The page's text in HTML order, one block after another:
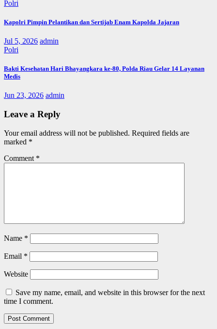
Polri
Kapolri Pimpin Pelantikan dan Sertijab Enam Kapolda Jajaran
Jul 5, 2026 admin
Polri
Bakti Kesehatan Hari Bhayangkara ke-80, Polda Riau Gelar 14 Layanan
Medis
Jun 23, 2026 admin
Leave a Reply
Your email address will not be published. Required fields are
marked *
Comment *
Name *
Email *
Website
Save my name, email, and website in this browser for the next
time I comment.